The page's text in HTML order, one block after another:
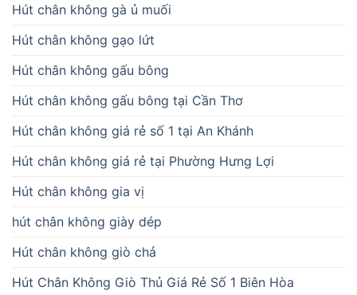
Hút chân không gà ủ muối
Hút chân không gạo lứt
Hút chân không gấu bông
Hút chân không gấu bông tại Cần Thơ
Hút chân không giá rẻ số 1 tại An Khánh
Hút chân không giá rẻ tại Phường Hưng Lợi
Hút chân không gia vị
hút chân không giày dép
Hút chân không giò chả
Hút Chân Không Giò Thủ Giá Rẻ Số 1 Biên Hòa